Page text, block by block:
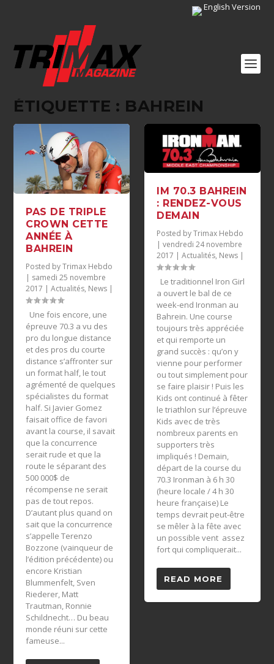
English Version
ÉTIQUETTE : BAHREIN
PAS DE TRIPLE
CROWN CETTE
ANNÉE À
BAHREIN
Posted byTrimax Hebdo
| samedi 25 novembre
2017 |Actualités, News |
Une fois encore, une
épreuve 70.3 a vu des
pro du longue distance
et des pros du courte
distance s’affronter sur
un format half, le tout
agrémenté de quelques
spécialistes du format
half. Si Javier Gomez
faisait office de favori
avant la course, il savait
que la concurrence
serait rude et que la
route le séparant des
500 000$ de
récompense ne serait
pas de tout repos.
D’autant plus quand on
sait que la concurrence
s’appelle Terenzo
Bozzone (vainqueur de
l’édition précédente) ou
encore Kristian
Blummenfelt, Sven
Riederer, Matt
Trautman, Ronnie
Schildnecht… Du beau
monde réuni sur cette
fameuse...
IM 70.3 BAHREIN
: RENDEZ-VOUS
DEMAIN
Posted byTrimax Hebdo
| vendredi 24 novembre
2017 | Actualités, News |
Le traditionnel Iron Girl
a ouvert le bal de ce
week-end Ironman au
Bahrein. Une course
toujours très appréciée
et qui remporte un
grand succès : qu’on y
vienne pour performer
ou tout simplement pour
se faire plaisir ! Puis les
Kids ont continué à fêter
le triathlon sur l’épreuve
Kids avec de très
nombreux parents en
supporters très
impliqués ! Demain,
départ de la course du
70.3 Ironman à 6 h 30
(heure locale / 4 h 30
heure française) Le
temps devrait peut-être
se mêler à la fête avec
un possible vent assez
fort qui compliquerait...
READ MORE